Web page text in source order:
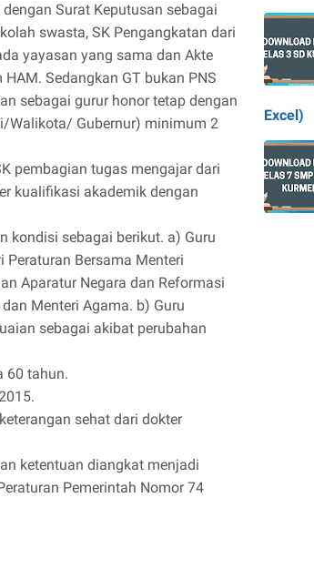
Surat Keputusan sebagai
swasta, SK Pengangkatan dari
yayasan yang sama dan Akte
Sedangkan GT bukan PNS
sebagai gurur honor tetap dengan
Walikota/ Gubernur) minimum 2
pembagian tugas mengajar dari
kualifikasi akademik dengan
kondisi sebagai berikut. a) Guru
Bersama Menteri
Aparatur Negara dan Reformasi
Menteri Agama. b) Guru
sebagai akibat perubahan
60 tahun.
sehat dari dokter
ketentuan diangkat menjadi
Pemerintah Nomor 74
Excel)